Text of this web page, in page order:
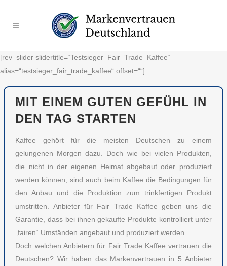
[rev_slider slidertitle=“Testsieger_Fair_Trade_Kaffee“
alias=“testsieger_fair_trade_kaffee“ offset=““]
MIT EINEM GUTEN GEFÜHL IN
DEN TAG STARTEN
Kaffee gehört für die meisten Deutschen zu einem
gelungenen Morgen dazu. Doch wie bei vielen Produkten,
die nicht in der eigenen Heimat abgebaut oder produziert
werden können, sind auch beim Kaffee die Bedingungen für
den Anbau und die Produktion zum trinkfertigen Produkt
umstritten. Anbieter für Fair Trade Kaffee geben uns die
Garantie, dass bei ihnen gekaufte Produkte kontrolliert unter
„fairen“ Umständen angebaut und produziert werden.
Doch welchen Anbietern für Fair Trade Kaffee vertrauen die
Deutschen? Wir haben das Markenvertrauen in 5 Anbieter